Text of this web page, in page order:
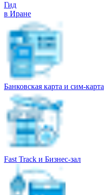
Гид
в Иране
Банковская карта и сим-карта
Fast Track и Бизнес-зал